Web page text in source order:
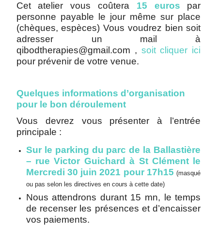
Cet atelier vous coûtera 15 euros par
personne payable le jour même sur place
(chèques, espèces) Vous voudrez bien soit
adresser un mail à
qibodtherapies@gmail.com , soit cliquer ici
pour prévenir de votre venue.
Quelques informations d’organisation
pour le bon déroulement
Vous devrez vous présenter à l’entrée
principale :
Sur le parking du parc de la Ballastière
– rue Victor Guichard à St Clément le
Mercredi 30 juin 2021 pour 17h15(masqué
ou pas selon les directives en cours à cette date)
Nous attendrons durant 15 mn, le temps
de recenser les présences et d’encaisser
vos paiements.